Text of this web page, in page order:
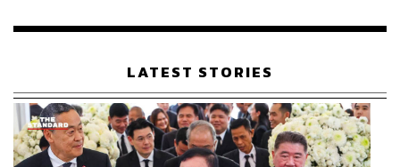
เรือนไทยที่ถูกซุกไว้
LATEST STORIES